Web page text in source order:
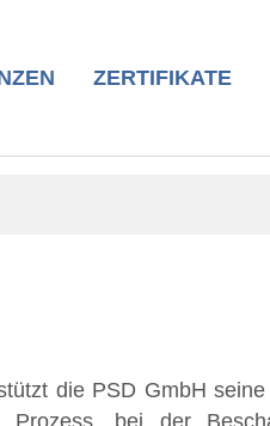
ZERTIFIKATE